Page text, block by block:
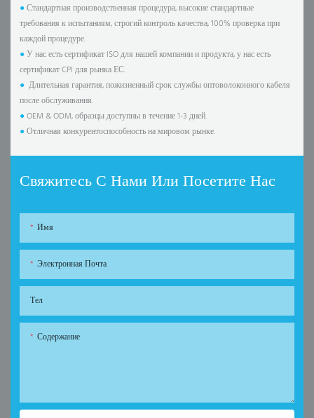
●Стандартная производственная процедура, высокие стандартные
требования к испытаниям, строгий контроль качества, 100% проверка при
каждой процедуре.
●У нас есть сертификат ISO для нашей компании и продукта, у нас есть
сертификат CPI для рынка ЕС.
● Длительная гарантия, пожизненный срок службы оптоволоконного кабеля
после обслуживания.
●OEM & ODM, образцы доступны в течение 1-3 дней.
●Отличная конкурентоспособность на мировом рынке.
Свяжитесь С Нами Или Посетите Нас
Имя
Электронная Почта
Тел
Содержание